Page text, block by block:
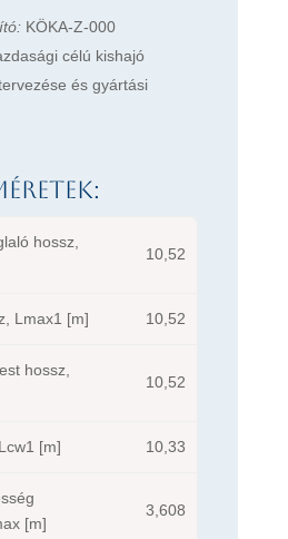
KÖKA-Z-000
célú kishajó
és gyártási
hossz,
10,52
Lmax1 [m] 10,52
hossz,
10,52
[m] 10,33
[m]
3,608